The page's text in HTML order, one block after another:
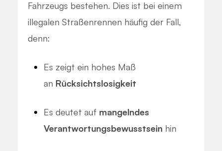
Fahrzeugs bestehen. Dies ist bei einem
illegalen Straßenrennen häufig der Fall,
denn:
Es zeigt ein hohes Maß
an Rücksichtslosigkeit
Es deutet auf mangelndes
Verantwortungsbewusstsein hin